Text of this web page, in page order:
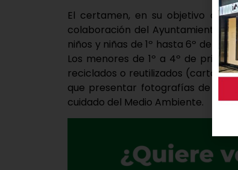
El certamen, en su objetivo de
colaboración del Ayuntamiento
niños y niñas de 1º hasta 6º de
Los menores de 1º a 4º de
reciclados o reutilizados (cartón,
que presentar fotografías de
cuidado del Medio Ambiente.